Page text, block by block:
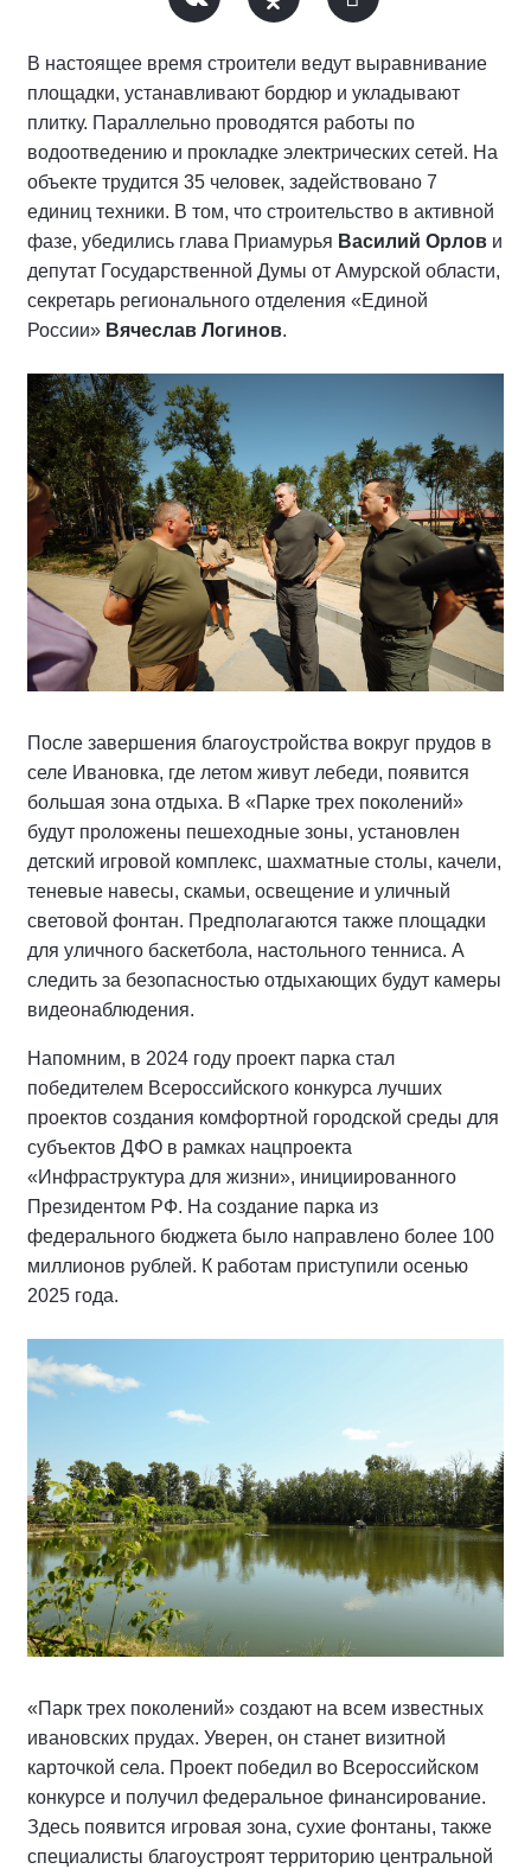
В настоящее время строители ведут выравнивание
площадки, устанавливают бордюр и укладывают
плитку. Параллельно проводятся работы по
водоотведению и прокладке электрических сетей. На
объекте трудится 35 человек, задействовано 7
единиц техники. В том, что строительство в активной
фазе, убедились глава Приамурья Василий Орлов и
депутат Государственной Думы от Амурской области,
секретарь регионального отделения «Единой
России» Вячеслав Логинов.
После завершения благоустройства вокруг прудов в
селе Ивановка, где летом живут лебеди, появится
большая зона отдыха. В «Парке трех поколений»
будут проложены пешеходные зоны, установлен
детский игровой комплекс, шахматные столы, качели,
теневые навесы, скамьи, освещение и уличный
световой фонтан. Предполагаются также площадки
для уличного баскетбола, настольного тенниса. А
следить за безопасностью отдыхающих будут камеры
видеонаблюдения.
Напомним, в 2024 году проект парка стал
победителем Всероссийского конкурса лучших
проектов создания комфортной городской среды для
субъектов ДФО в рамках нацпроекта
«Инфраструктура для жизни», инициированного
Президентом РФ. На создание парка из
федерального бюджета было направлено более 100
миллионов рублей. К работам приступили осенью
2025 года.
«Парк трех поколений» создают на всем известных
ивановских прудах. Уверен, он станет визитной
карточкой села. Проект победил во Всероссийском
конкурсе и получил федеральное финансирование.
Здесь появится игровая зона, сухие фонтаны, также
специалисты благоустроят территорию центральной